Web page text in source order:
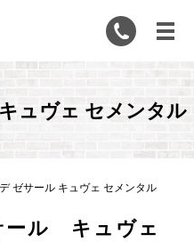
ュヴェ セメンタル
ゼサール キュヴェ セメンタル
ル キュヴェ